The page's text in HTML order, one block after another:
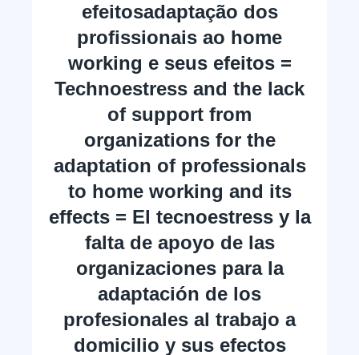
efeitosadaptação dos
profissionais ao home
working e seus efeitos =
Technoestress and the lack
of support from
organizations for the
adaptation of professionals
to home working and its
effects = El tecnoestress y la
falta de apoyo de las
organizaciones para la
adaptación de los
profesionales al trabajo a
domicilio y sus efectos